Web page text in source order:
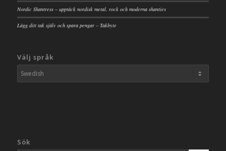
Nordic Shantress – upptäck nordisk metal, rock och moderna shanties
Lägg ditt tak själv och spara pengar – Takbyte
Välj språk
Sök